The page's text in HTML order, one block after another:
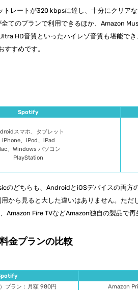
レートが320 kbpsに達し、十分にクリア
てのプランで利用できるほか、Amazon
HD音質といったハイレゾ音質も堪能で
すすめです。
Spotify
スマホ、タブレット
iPhone、iPod、iPad
、Windows パソコン
PlayStation
のどちらも、AndroidとiOSデバイスの両方
から見ると大した違いはありません。た
Amazon Fire TVなどAmazon独自の製品で再
金プランの比較
プラン：月額 980円
Amazon